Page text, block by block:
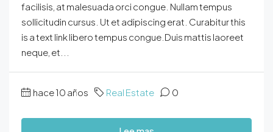
facilisis, at malesuada orci congue. Nullam tempus
sollicitudin cursus. Ut et adipiscing erat. Curabitur this
is a text link libero tempus congue.Duis mattis laoreet
neque, et...
hace 10 años Real Estate 0